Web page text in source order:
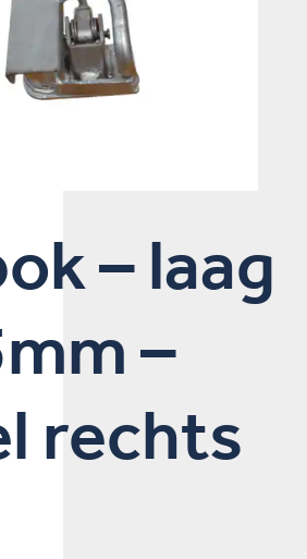
– laag
–
rechts
- model rechts quantity